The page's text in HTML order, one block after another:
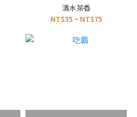
清水茶香
NT$35 ~ NT$75